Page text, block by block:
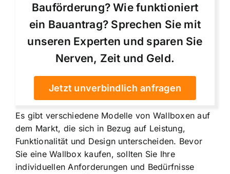
Bauförderung? Wie funktioniert
ein Bauantrag? Sprechen Sie mit
unseren Experten und sparen Sie
Nerven, Zeit und Geld.
Jetzt unverbindlich anfragen
Es gibt verschiedene Modelle von Wallboxen auf
dem Markt, die sich in Bezug auf Leistung,
Funktionalität und Design unterscheiden. Bevor
Sie eine Wallbox kaufen, sollten Sie Ihre
individuellen Anforderungen und Bedürfnisse